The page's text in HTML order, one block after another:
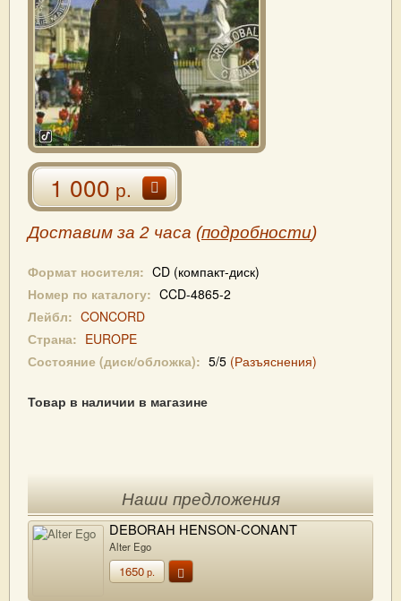
1 000р.
Доставим за 2 часа (подробности)
Формат носителя: CD (компакт-диск)
Номер по каталогу: CCD-4865-2
Лейбл: CONCORD
Страна: EUROPE
Состояние (диск/обложка): 5/5 (Разъяснения)
Товар в наличии в магазине
Наши предложения
DEBORAH HENSON-CONANT
Alter Ego
1650р.